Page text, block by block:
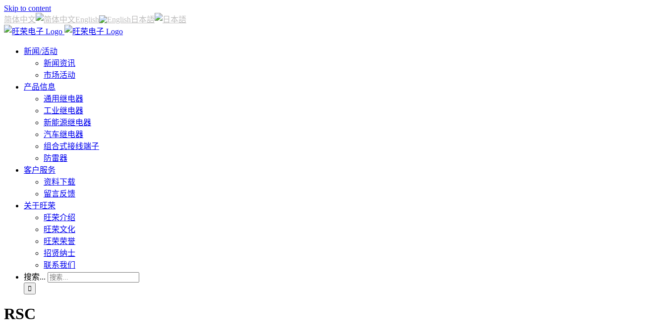
Skip to content
简体中文
English 日本語
新闻/活动
新闻资讯
市场活动
产品信息
通用继电器
工业继电器
新能源继电器
汽车继电器
组合式接线端子
防雷器
客户服务
资料下载
留言反馈
关于旺荣
旺荣介绍
旺荣文化
旺荣荣誉
招贤纳士
联系我们
搜索...
RSC